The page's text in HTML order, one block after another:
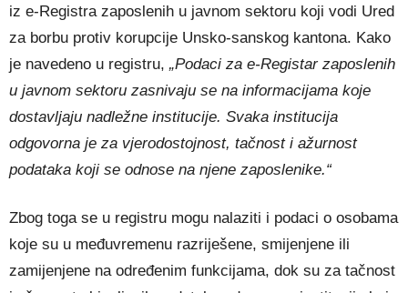
iz e-Registra zaposlenih u javnom sektoru koji vodi Ured
za borbu protiv korupcije Unsko-sanskog kantona. Kako
je navedeno u registru, „Podaci za e-Registar zaposlenih
u javnom sektoru zasnivaju se na informacijama koje
dostavljaju nadležne institucije. Svaka institucija
odgovorna je za vjerodostojnost, tačnost i ažurnost
podataka koji se odnose na njene zaposlenike.“
Zbog toga se u registru mogu nalaziti i podaci o osobama
koje su u međuvremenu razriješene, smijenjene ili
zamijenjene na određenim funkcijama, dok su za tačnost